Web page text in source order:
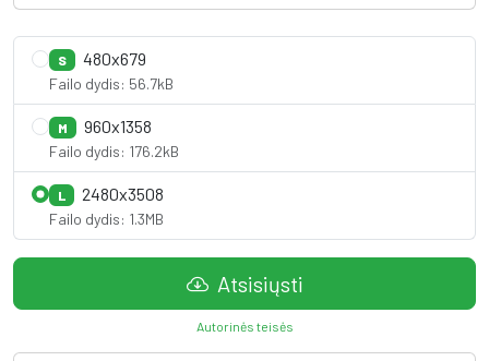
S 480x679
Failo dydis: 56.7kB
M 960x1358
Failo dydis: 176.2kB
L 2480x3508
Failo dydis: 1.3MB
Atsisiųsti
Autorinės teisės